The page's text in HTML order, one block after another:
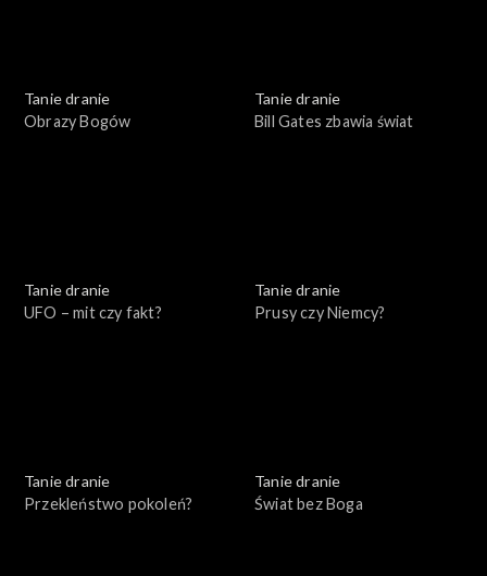
Tanie dranie
Obrazy Bogów
Tanie dranie
Bill Gates zbawia świat
Tanie dranie
UFO – mit czy fakt?
Tanie dranie
Prusy czy Niemcy?
Tanie dranie
Przekleństwo pokoleń?
Tanie dranie
Świat bez Boga